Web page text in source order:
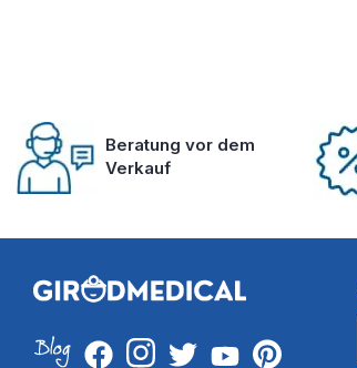
Beratung vor dem
Verkauf